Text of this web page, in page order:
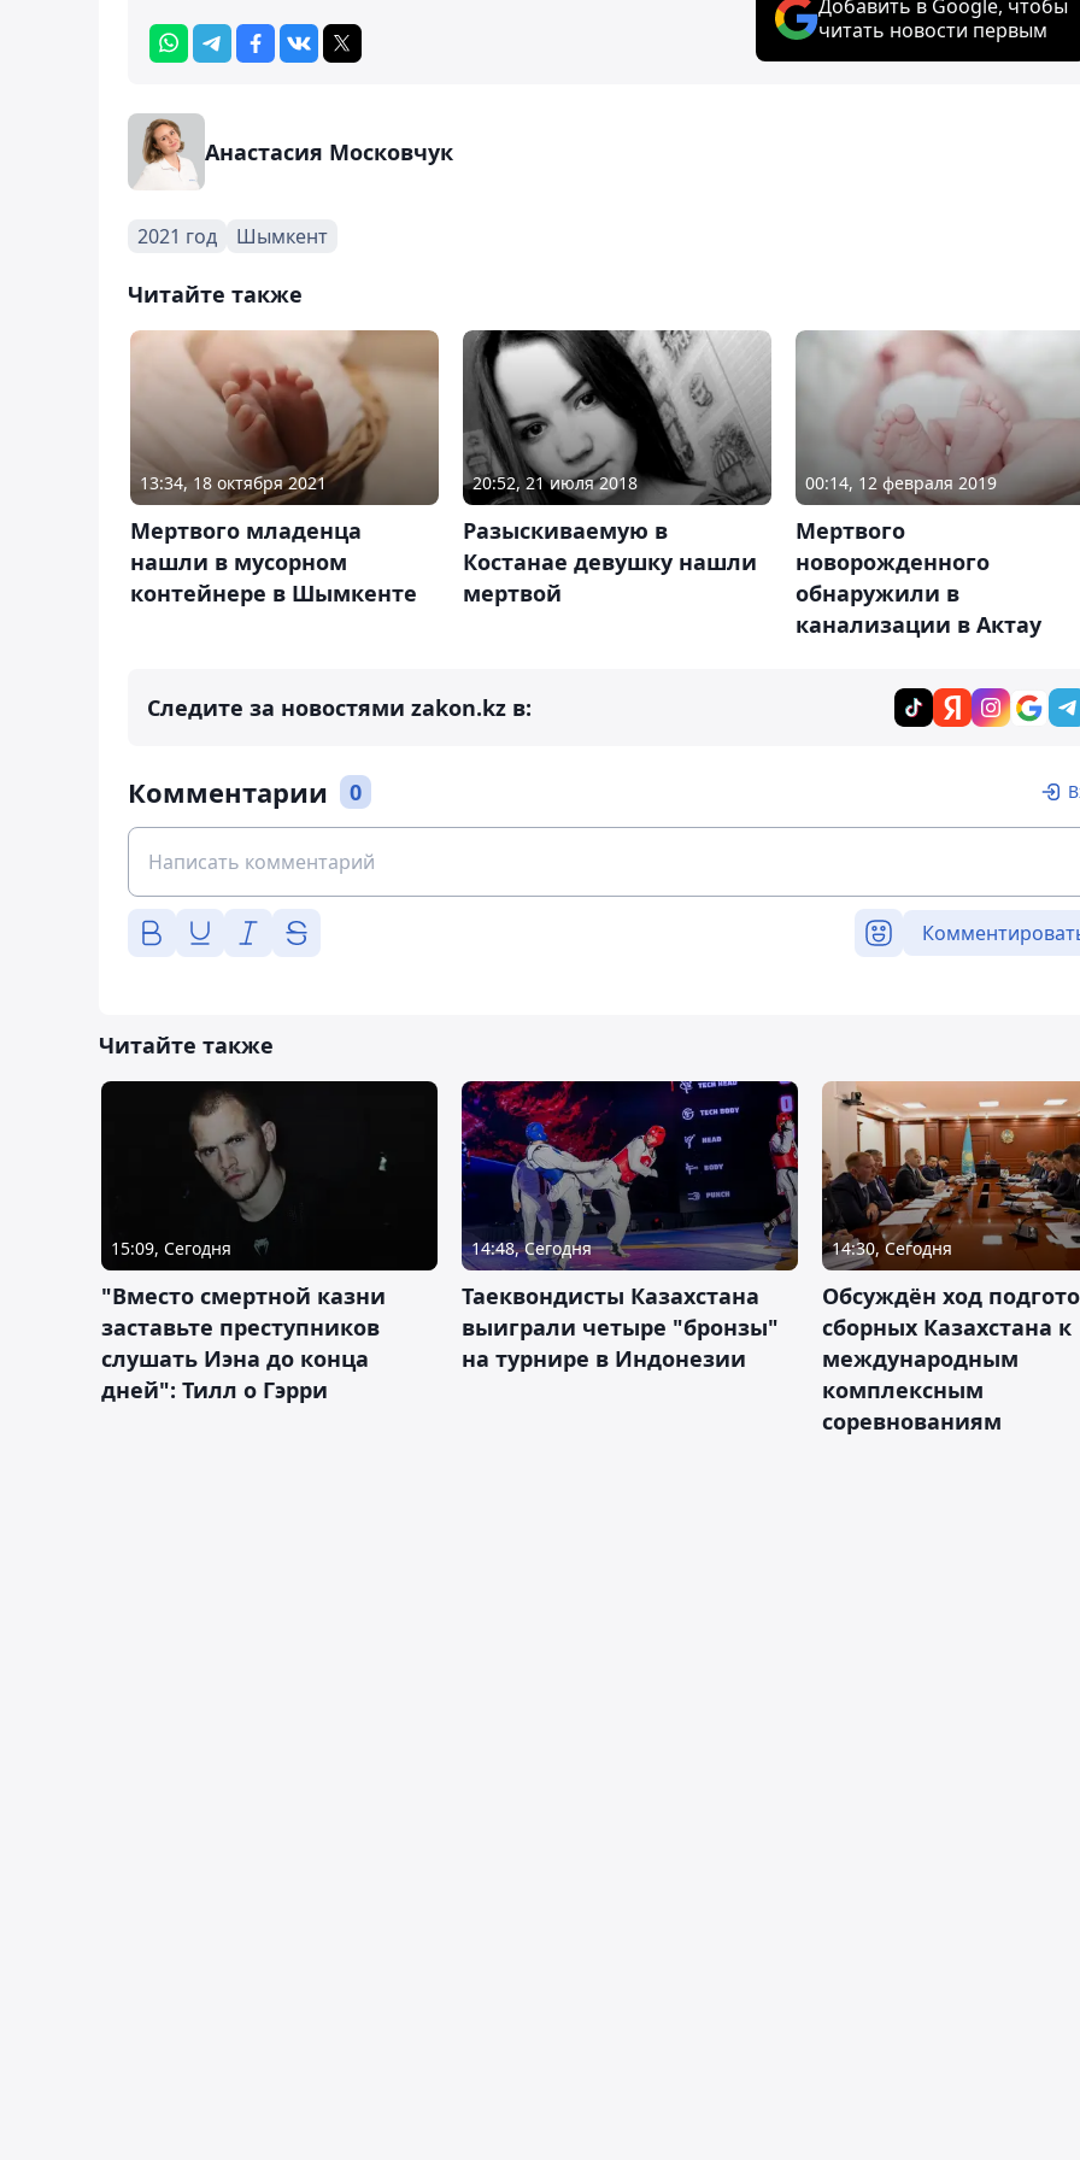
Добавить в Google, чтобы
читать новости первым
Анастасия Московчук
2021 год Шымкент
Читайте также
13:34, 18 октября 2021
Мертвого младенца
нашли в мусорном
контейнере в Шымкенте
20:52, 21 июля 2018
Разыскиваемую в
Костанае девушку нашли
мертвой
00:14, 12 февраля 2019
Мертвого
новорожденного
обнаружили в
канализации в Актау
Следите за новостями zakon.kz в:
Комментарии 0
Читайте также
15:09, Сегодня
"Вместо смертной казни
заставьте преступников
слушать Иэна до конца
дней": Тилл о Гэрри
14:48, Сегодня
Таеквондисты Казахстана
выиграли четыре "бронзы"
на турнире в Индонезии
14:30, Сегодня
Обсуждён ход
сборных Казахстана к
международным
комплексным
соревнованиям